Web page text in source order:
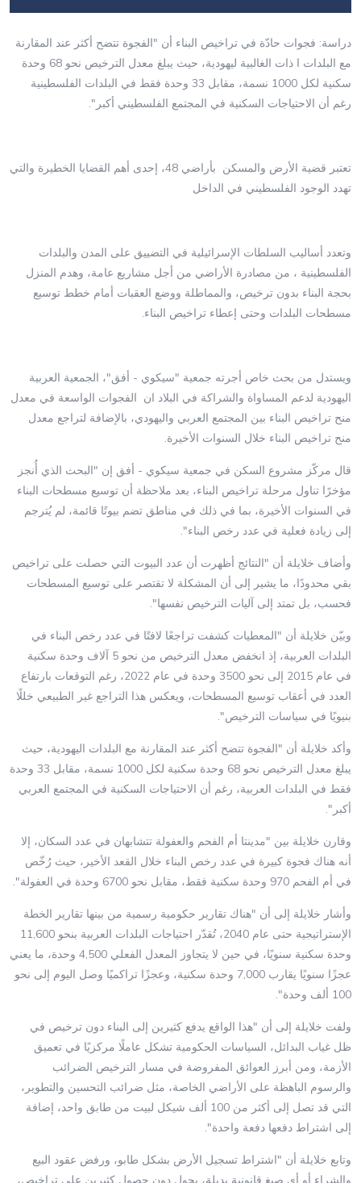
دراسة: فجوات حادّة في تراخيص البناء أن "الفجوة تتضح أكثر عند المقارنة
مع البلدات ا ذات الغالبية ليهودية، حيث يبلغ معدل الترخيص نحو 68 وحدة
سكنية لكل 1000 نسمة، مقابل 33 وحدة فقط في البلدات الفلسطينية
رغم أن الاحتياجات السكنية في المجتمع الفلسطيني أكبر".
تعتبر قضية الأرض والمسكن بأراضي 48، إحدى أهم القضايا الخطيرة والتي
تهدد الوجود الفلسطيني في الداخل
وتعدد أساليب السلطات الإسرائيلية في التضييق على المدن والبلدات
الفلسطينية ، من مصادرة الأراضي من أجل مشاريع عامة، وهدم المنزل
بحجة البناء بدون ترخيص، والمماطلة ووضع العقبات أمام خطط توسيع
مسطحات البلدات وحتى إعطاء تراخيص البناء.
ويستدل من بحث خاص أجرته جمعية "سيكوي - أفق"، الجمعية العربية
اليهودية لدعم المساواة والشراكة في البلاد ان الفجوات الواسعة في معدل
منح تراخيص البناء بين المجتمع العربي واليهودي، بالإضافة لتراجع معدل
منح تراخيص البناء خلال السنوات الأخيرة.
قال مركّز مشروع السكن في جمعية سيكوي - أفق إن "البحث الذي أُنجز
مؤخرًا تناول مرحلة تراخيص البناء، بعد ملاحظة أن توسيع مسطحات البناء
في السنوات الأخيرة، بما في ذلك في مناطق تضم بيوتًا قائمة، لم يُترجم
إلى زيادة فعلية في عدد رخص البناء".
وأضاف خلايلة أن "النتائج أظهرت أن عدد البيوت التي حصلت على تراخيص
بقي محدودًا، ما يشير إلى أن المشكلة لا تقتصر على توسيع المسطحات
فحسب، بل تمتد إلى آليات الترخيص نفسها".
وبيّن خلايلة أن "المعطيات كشفت تراجعًا لافتًا في عدد رخص البناء في
البلدات العربية، إذ انخفض معدل الترخيص من نحو 5 آلاف وحدة سكنية
في عام 2015 إلى نحو 3500 وحدة في عام 2022، رغم التوقعات بارتفاع
العدد في أعقاب توسيع المسطحات، ويعكس هذا التراجع غير الطبيعي خللًا
بنيويًا في سياسات الترخيص".
وأكد خلايلة أن "الفجوة تتضح أكثر عند المقارنة مع البلدات اليهودية، حيث
يبلغ معدل الترخيص نحو 68 وحدة سكنية لكل 1000 نسمة، مقابل 33 وحدة
فقط في البلدات العربية، رغم أن الاحتياجات السكنية في المجتمع العربي
أكبر".
وقارن خلايلة بين "مدينتا أم الفحم والعفولة تتشابهان في عدد السكان، إلا
أنه هناك فجوة كبيرة في عدد رخص البناء خلال القعد الأخير، حيث رُخّص
في أم الفحم 970 وحدة سكنية فقط، مقابل نحو 6700 وحدة في العفولة".
وأشار خلايلة إلى أن "هناك تقارير حكومية رسمية من بينها تقارير الخطة
الإستراتيجية حتى عام 2040، تُقدّر احتياجات البلدات العربية بنحو 11,600
وحدة سكنية سنويًا، في حين لا يتجاوز المعدل الفعلي 4,500 وحدة، ما يعني
عجزًا سنويًا يقارب 7,000 وحدة سكنية، وعجزًا تراكميًا وصل اليوم إلى نحو
100 ألف وحدة".
ولفت خلايلة إلى أن "هذا الواقع يدفع كثيرين إلى البناء دون ترخيص في
ظل غياب البدائل، السياسات الحكومية تشكل عاملًا مركزيًا في تعميق
الأزمة، ومن أبرز العوائق المفروضة في مسار الترخيص الضرائب
والرسوم الباهظة على الأراضي الخاصة، مثل ضرائب التحسين والتطوير،
التي قد تصل إلى أكثر من 100 ألف شيكل لبيت من طابق واحد، إضافة
إلى اشتراط دفعها دفعة واحدة".
وتابع خلايلة أن "اشتراط تسجيل الأرض بشكل طابو، ورفض عقود البيع
والشراء أو أي صيغ قانونية بديلة، يحول دون حصول كثيرين على تراخيص،